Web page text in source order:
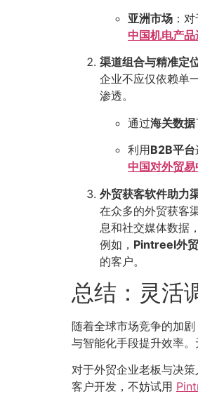
亚洲市场 ：
中国机电产
渠道组合与精准定
企业不应仅依赖单
渗透。
通过海关数据
利用B2B平台
中国对外贸
外贸获客软件助力
在众多的外贸获客
息和社交媒体数据
例如， Pintreel外
的客户。
总结：灵活
随着全球市场竞争的加
与智能化手段提升效率
对于外贸企业老板与决策
客户开发，不妨试用